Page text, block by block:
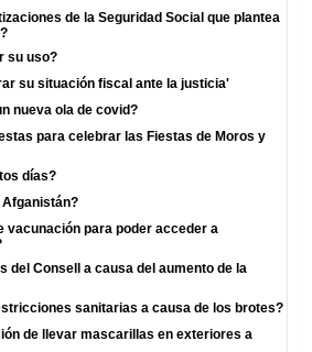
de la Seguridad Social que plantea
su uso?
su situación fiscal ante la justicia'
nueva ola de covid?
para celebrar las Fiestas de Moros y
días?
Afganistán?
vacunación para poder acceder a
del Consell a causa del aumento de la
sanitarias a causa de los brotes?
de llevar mascarillas en exteriores a